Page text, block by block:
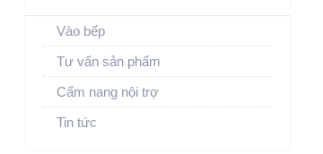
Vào bếp
Tư vấn sản phẩm
Cẩm nang nội trợ
Tin tức